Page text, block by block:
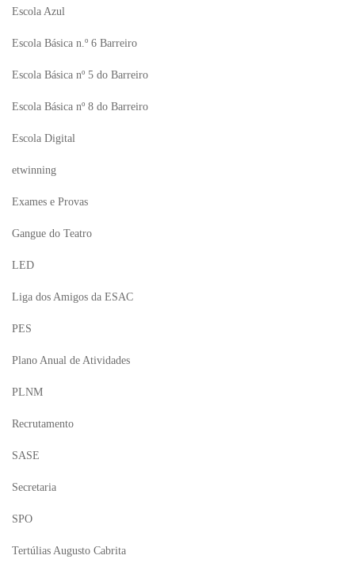
Escola Azul
Escola Básica n.º 6 Barreiro
Escola Básica nº 5 do Barreiro
Escola Básica nº 8 do Barreiro
Escola Digital
etwinning
Exames e Provas
Gangue do Teatro
LED
Liga dos Amigos da ESAC
PES
Plano Anual de Atividades
PLNM
Recrutamento
SASE
Secretaria
SPO
Tertúlias Augusto Cabrita